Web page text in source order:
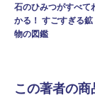
石のひみつがすべて
かる！ すごすぎる鉱
物の図鑑
この著者の商